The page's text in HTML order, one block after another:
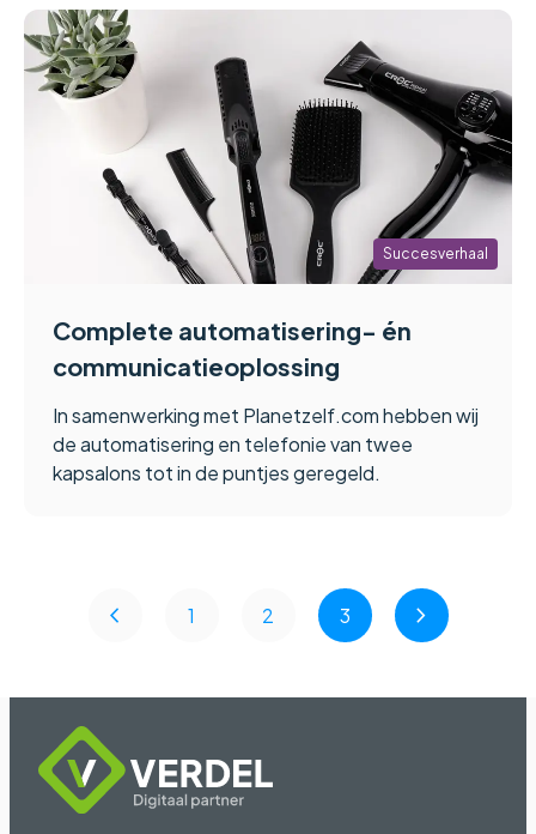
Succesverhaal
Complete automatisering- én
communicatieoplossing
In samenwerking met Planetzelf.com hebben wij
de automatisering en telefonie van twee
kapsalons tot in de puntjes geregeld.
chevron_left 1 2 3 chevron_right